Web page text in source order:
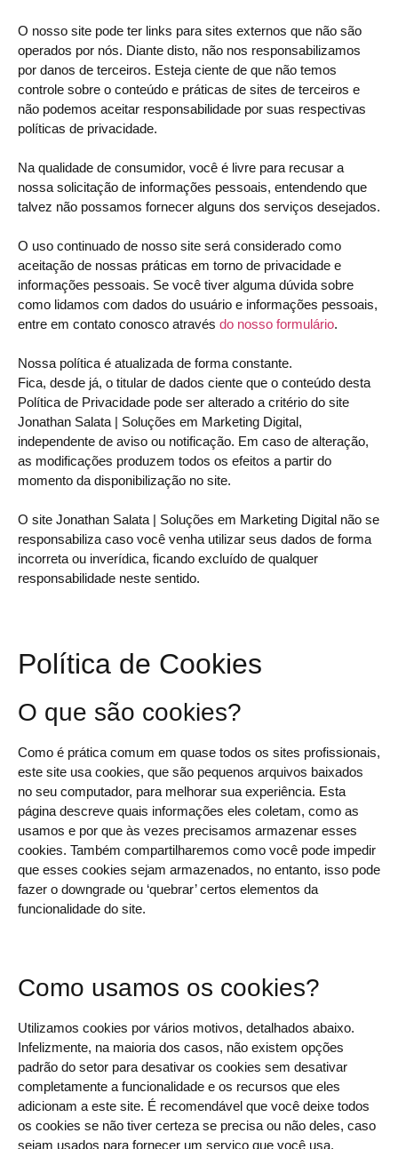
O nosso site pode ter links para sites externos que não são
operados por nós. Diante disto, não nos responsabilizamos
por danos de terceiros. Esteja ciente de que não temos
controle sobre o conteúdo e práticas de sites de terceiros e
não podemos aceitar responsabilidade por suas respectivas
políticas de privacidade.
Na qualidade de consumidor, você é livre para recusar a
nossa solicitação de informações pessoais, entendendo que
talvez não possamos fornecer alguns dos serviços desejados.
O uso continuado de nosso site será considerado como
aceitação de nossas práticas em torno de privacidade e
informações pessoais. Se você tiver alguma dúvida sobre
como lidamos com dados do usuário e informações pessoais,
entre em contato conosco através do nosso formulário.
Nossa política é atualizada de forma constante.
Fica, desde já, o titular de dados ciente que o conteúdo desta
Política de Privacidade pode ser alterado a critério do site
Jonathan Salata | Soluções em Marketing Digital,
independente de aviso ou notificação. Em caso de alteração,
as modificações produzem todos os efeitos a partir do
momento da disponibilização no site.
O site Jonathan Salata | Soluções em Marketing Digital não se
responsabiliza caso você venha utilizar seus dados de forma
incorreta ou inverídica, ficando excluído de qualquer
responsabilidade neste sentido.
Política de Cookies
O que são cookies?
Como é prática comum em quase todos os sites profissionais,
este site usa cookies, que são pequenos arquivos baixados
no seu computador, para melhorar sua experiência. Esta
página descreve quais informações eles coletam, como as
usamos e por que às vezes precisamos armazenar esses
cookies. Também compartilharemos como você pode impedir
que esses cookies sejam armazenados, no entanto, isso pode
fazer o downgrade ou ‘quebrar’ certos elementos da
funcionalidade do site.
Como usamos os cookies?
Utilizamos cookies por vários motivos, detalhados abaixo.
Infelizmente, na maioria dos casos, não existem opções
padrão do setor para desativar os cookies sem desativar
completamente a funcionalidade e os recursos que eles
adicionam a este site. É recomendável que você deixe todos
os cookies se não tiver certeza se precisa ou não deles, caso
sejam usados ​​para fornecer um serviço que você usa.